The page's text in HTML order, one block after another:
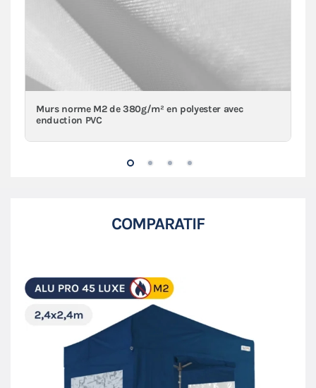
Murs norme M2 de 380g/m² en polyester avec
enduction PVC
COMPARATIF